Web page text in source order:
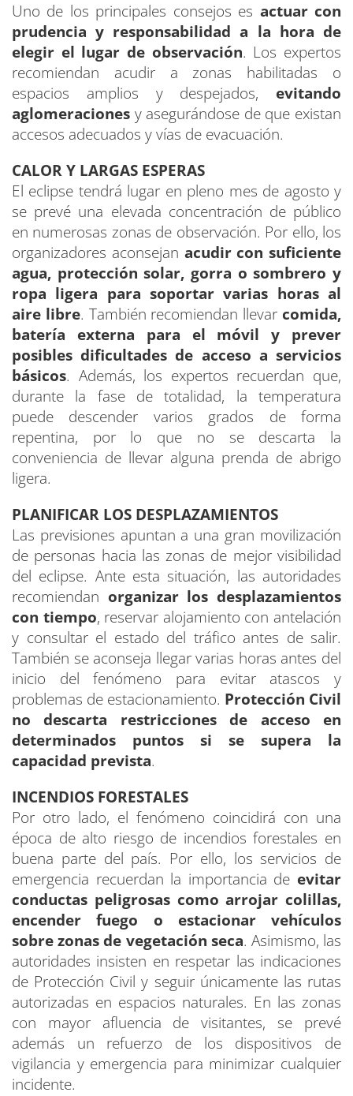
Uno de los principales consejos es actuar con
prudencia y responsabilidad a la hora de
elegir el lugar de observación. Los expertos
recomiendan acudir a zonas habilitadas o
espacios amplios y despejados, evitando
aglomeraciones y asegurándose de que existan
accesos adecuados y vías de evacuación.
CALOR Y LARGAS ESPERAS
El eclipse tendrá lugar en pleno mes de agosto y
se prevé una elevada concentración de público
en numerosas zonas de observación. Por ello, los
organizadores aconsejan acudir con suficiente
agua, protección solar, gorra o sombrero y
ropa ligera para soportar varias horas al
aire libre. También recomiendan llevar comida,
batería externa para el móvil y prever
posibles dificultades de acceso a servicios
básicos. Además, los expertos recuerdan que,
durante la fase de totalidad, la temperatura
puede descender varios grados de forma
repentina, por lo que no se descarta la
conveniencia de llevar alguna prenda de abrigo
ligera.
PLANIFICAR LOS DESPLAZAMIENTOS
Las previsiones apuntan a una gran movilización
de personas hacia las zonas de mejor visibilidad
del eclipse. Ante esta situación, las autoridades
recomiendan organizar los desplazamientos
con tiempo, reservar alojamiento con antelación
y consultar el estado del tráfico antes de salir.
También se aconseja llegar varias horas antes del
inicio del fenómeno para evitar atascos y
problemas de estacionamiento. Protección Civil
no descarta restricciones de acceso en
determinados puntos si se supera la
capacidad prevista.
INCENDIOS FORESTALES
Por otro lado, el fenómeno coincidirá con una
época de alto riesgo de incendios forestales en
buena parte del país. Por ello, los servicios de
emergencia recuerdan la importancia de evitar
conductas peligrosas como arrojar colillas,
encender fuego o estacionar vehículos
sobre zonas de vegetación seca. Asimismo, las
autoridades insisten en respetar las indicaciones
de Protección Civil y seguir únicamente las rutas
autorizadas en espacios naturales. En las zonas
con mayor afluencia de visitantes, se prevé
además un refuerzo de los dispositivos de
vigilancia y emergencia para minimizar cualquier
incidente.